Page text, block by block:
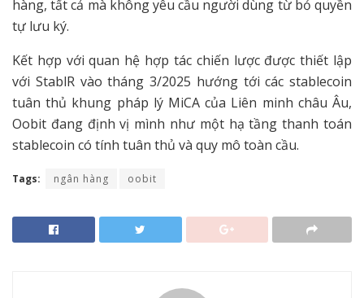
hàng, tất cả mà không yêu cầu người dùng từ bỏ quyền
tự lưu ký.
Kết hợp với quan hệ hợp tác chiến lược được thiết lập
với StablR vào tháng 3/2025 hướng tới các stablecoin
tuân thủ khung pháp lý MiCA của Liên minh châu Âu,
Oobit đang định vị mình như một hạ tầng thanh toán
stablecoin có tính tuân thủ và quy mô toàn cầu.
Tags: ngân hàng oobit